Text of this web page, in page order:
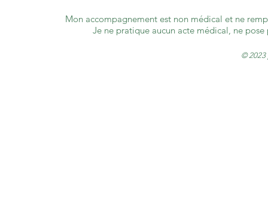
Mon accompagnement est non médical et ne
Je ne pratique aucun acte médical, ne
© 2023